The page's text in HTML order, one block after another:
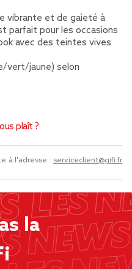
vibrante et de gaieté à
parfait pour les occasions
avec des teintes vives
vert/jaune) selon
plaît ?
à l'adresse : serviceclient@gifi.fr
la